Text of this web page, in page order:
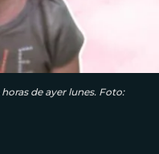
de ayer lunes. Foto: